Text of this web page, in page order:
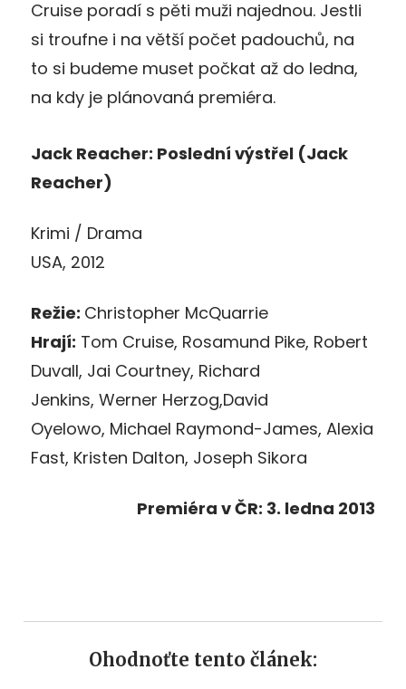
Cruise poradí s pěti muži najednou. Jestli
si troufne i na větší počet padouchů, na
to si budeme muset počkat až do ledna,
na kdy je plánovaná premiéra.
Jack Reacher: Poslední výstřel (Jack
Reacher)
Krimi / Drama
USA, 2012
Režie: Christopher McQuarrie
Hrají: Tom Cruise, Rosamund Pike, Robert
Duvall, Jai Courtney, Richard
Jenkins, Werner Herzog,David
Oyelowo, Michael Raymond-James, Alexia
Fast, Kristen Dalton, Joseph Sikora
Premiéra v ČR: 3. ledna 2013
Ohodnoťte tento článek: